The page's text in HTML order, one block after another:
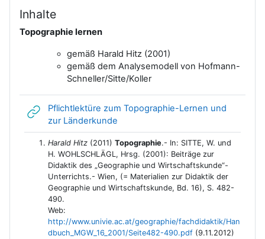
Inhalte
Topographie lernen
gemäß Harald Hitz (2001)
gemäß dem Analysemodell von Hofmann-
Schneller/Sitte/Koller
Pflichtlektüre zum Topographie-Lernen und
zur Länderkunde
Harald Hitz (2011) Topographie.- In: SITTE, W. und
H. WOHLSCHLÄGL, Hrsg. (2001): Beiträge zur
Didaktik des „Geographie und Wirtschaftskunde“-
Unterrichts.- Wien, (= Materialien zur Didaktik der
Geographie und Wirtschaftskunde, Bd. 16), S. 482-
490.
Web:
http://www.univie.ac.at/geographie/fachdidaktik/Han
dbuch_MGW_16_2001/Seite482-490.pdf (9.11.2012)